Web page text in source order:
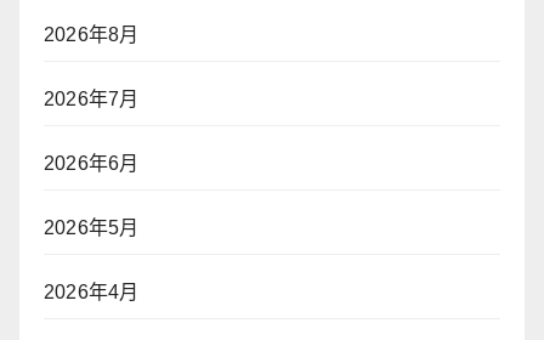
2026年8月
2026年7月
2026年6月
2026年5月
2026年4月